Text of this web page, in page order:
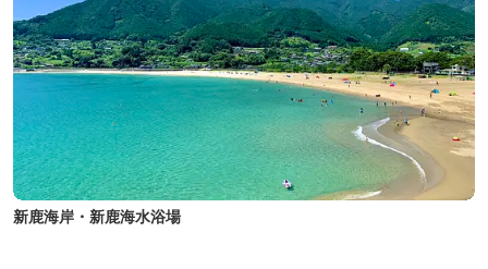
新鹿海岸・新鹿海水浴場